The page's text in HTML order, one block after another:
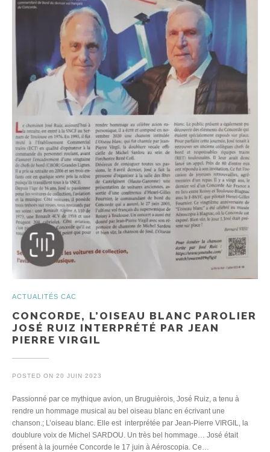
ACTUALITÉS CAC
CONCORDE, L’OISEAU BLANC PAROLIER
JOSÉ RUIZ INTERPRÉTÉ PAR JEAN
PIERRE VIRGIL
POSTED ON 20 JUIN 2023
Passionné par ce mythique avion, un Bruguièrois, José Ruiz, a tenu à
rendre un hommage musical au bel oiseau blanc en écrivant une
chanson.; L’oiseau blanc. Elle est interprétée par Jean-Pierre VIRGIL, la
doublure voix de Michel SARDOU. Un très bel hommage… José était
présent à la journée Concorde le 17 juin à Aéroscopia. Ce…